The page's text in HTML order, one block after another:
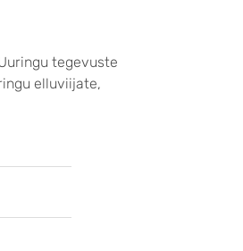
tegevuste
elluviijate,